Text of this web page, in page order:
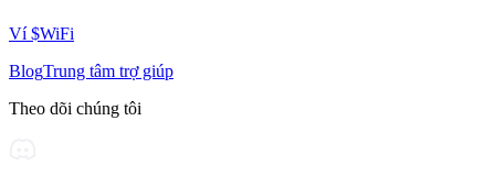
Ví $WiFi
BlogTrung tâm trợ giúp
Theo dõi chúng tôi